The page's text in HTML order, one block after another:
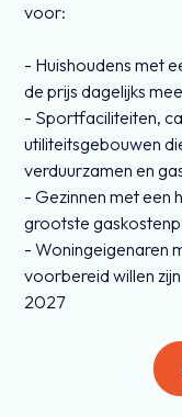
voor:
- Huishoudens met
de prijs dagelijks
- Sportfaciliteiten,
utiliteitsgebouwen
verduurzamen en
- Gezinnen met een
grootste
- Woningeigenaren
voorbereid willen
2027